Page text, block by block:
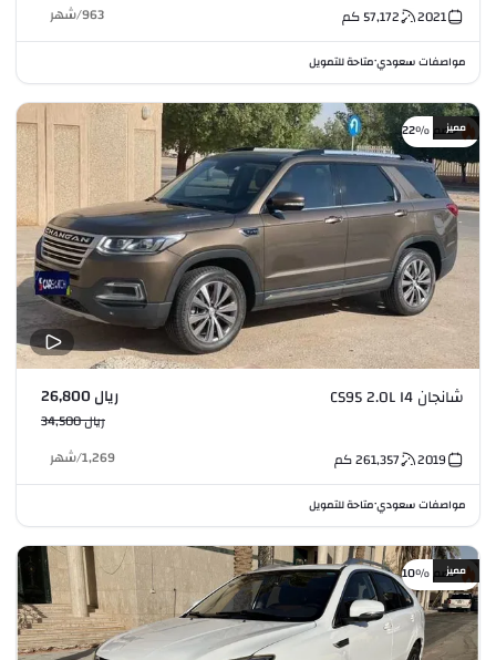
2021
57,172كم 963
/شهر
مواصفات سعودي•متاحة للتمويل
خصم %22مميز
شانجان CS95 2.0L I4 ريال 26,800
ريال 34,500
2019
261,357كم 1,269
/شهر
مواصفات سعودي•متاحة للتمويل
خصم %10مميز